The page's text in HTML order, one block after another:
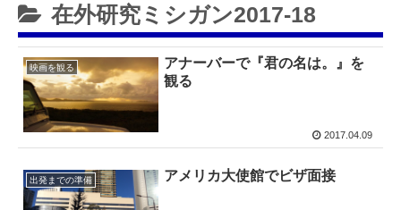
在外研究ミシガン2017-18
映画を観る
アナーバーで『君の名は。』を
観る
2017.04.09
出発までの準備 アメリカ大使館でビザ面接